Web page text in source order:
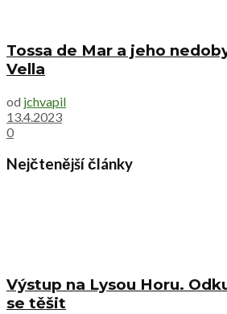
Tossa de Mar a jeho
Vella
od jchvapil
13.4.2023
0
Nejčtenější články
Výstup na Lysou Horu.
se těšit